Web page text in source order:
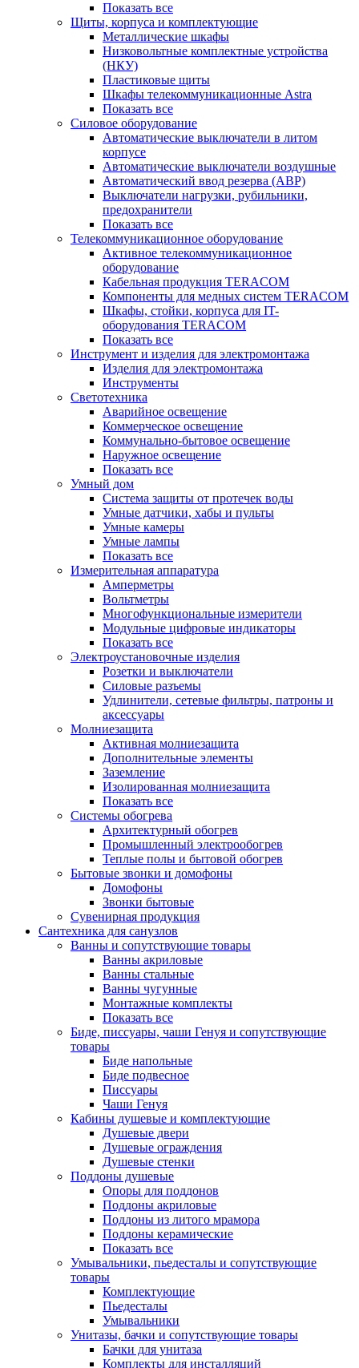
Показать все
Щиты, корпуса и комплектующие
Металлические шкафы
Низковольтные комплектные устройства
(НКУ)
Пластиковые щиты
Шкафы телекоммуникационные Astra
Показать все
Силовое оборудование
Автоматические выключатели в литом
корпусе
Автоматические выключатели воздушные
Автоматический ввод резерва (АВР)
Выключатели нагрузки, рубильники,
предохранители
Показать все
Телекоммуникационное оборудование
Активное телекоммуникационное
оборудование
Кабельная продукция TERACOM
Компоненты для медных систем TERACOM
Шкафы, стойки, корпуса для IT-
оборудования TERACOM
Показать все
Инструмент и изделия для электромонтажа
Изделия для электромонтажа
Инструменты
Светотехника
Аварийное освещение
Коммерческое освещение
Коммунально-бытовое освещение
Наружное освещение
Показать все
Умный дом
Система защиты от протечек воды
Умные датчики, хабы и пульты
Умные камеры
Умные лампы
Показать все
Измерительная аппаратура
Амперметры
Вольтметры
Многофункциональные измерители
Модульные цифровые индикаторы
Показать все
Электроустановочные изделия
Розетки и выключатели
Силовые разъемы
Удлинители, сетевые фильтры, патроны и
аксессуары
Молниезащита
Активная молниезащита
Дополнительные элементы
Заземление
Изолированная молниезащита
Показать все
Системы обогрева
Архитектурный обогрев
Промышленный электрообогрев
Теплые полы и бытовой обогрев
Бытовые звонки и домофоны
Домофоны
Звонки бытовые
Сувенирная продукция
Сантехника для санузлов
Ванны и сопутствующие товары
Ванны акриловые
Ванны стальные
Ванны чугунные
Монтажные комплекты
Показать все
Биде, писсуары, чаши Генуя и сопутствующие
товары
Биде напольные
Биде подвесное
Писсуары
Чаши Генуя
Кабины душевые и комплектующие
Душевые двери
Душевые ограждения
Душевые стенки
Поддоны душевые
Опоры для поддонов
Поддоны акриловые
Поддоны из литого мрамора
Поддоны керамические
Показать все
Умывальники, пьедесталы и сопутствующие
товары
Комплектующие
Пьедесталы
Умывальники
Унитазы, бачки и сопутствующие товары
Бачки для унитаза
Комплекты для инсталляций